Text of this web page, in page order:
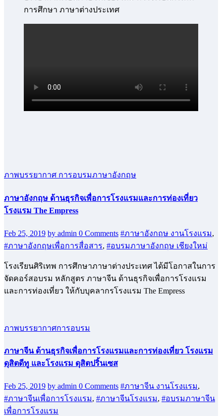
การศึกษา ภาษาต่างประเทศ
ภาพบรรยากาศ การอบรมภาษาอังกฤษ
ภาษาอังกฤษ ด้านธุรกิจเพื่อการโรงแรมและการท่องเที่ยว
โรงแรม The Empress
Feb 25, 2019 by admin 0 Comments #ภาษาอังกฤษ งานโรงแรม,
#ภาษาอังกฤษเพื่อการสื่อสาร, #อบรมภาษาอังกฤษ เชียงใหม่
โรงเรียนศิริเทพ การศึกษาภาษาต่างประเทศ ได้มีโอกาสในการ
จัดคอร์สอบรม หลักสูตร ภาษาจีน ด้านธุรกิจเพื่อการโรงแรม
และการท่องเที่ยว ให้กับบุคลากรโรงแรม The Empress
ภาพบรรยากาศการอบรม
ภาษาจีน ด้านธุรกิจเพื่อการโรงแรมและการท่องเที่ยว โรงแรม
ดุสิตดีทู และโรงแรม ดุสิตปริ้นเซส
Feb 25, 2019 by admin 0 Comments #ภาษาจีน งานโรงแรม,
#ภาษาจีนเพื่อการโรงแรม, #ภาษาจีนโรงแรม, #อบรมภาษาจีน
เพื่อการโรงแรม